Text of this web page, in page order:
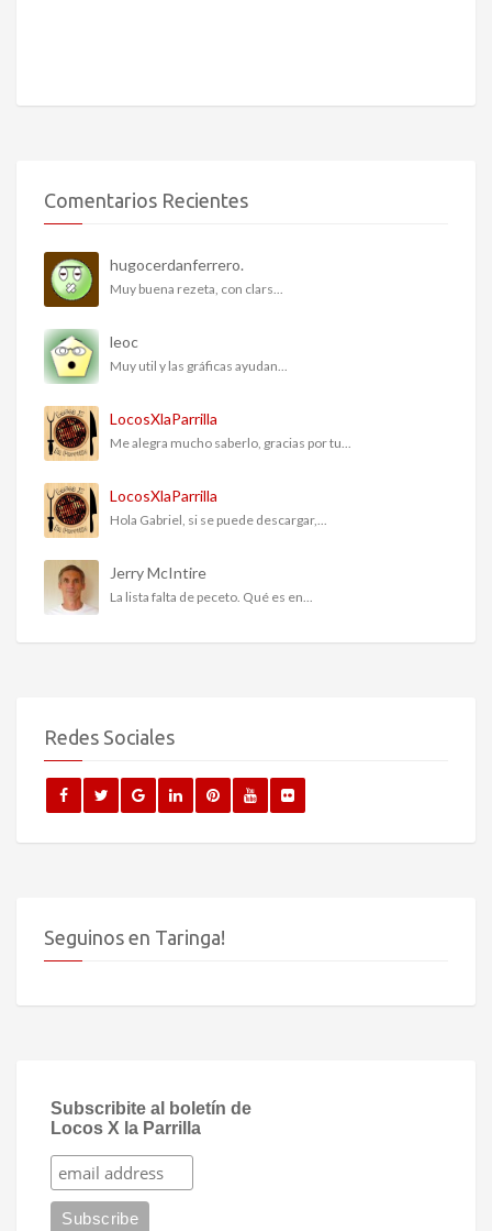
Comentarios Recientes
hugocerdanferrero.
Muy buena rezeta, con clars...
leoc
Muy util y las gráficas ayudan...
LocosXlaParrilla
Me alegra mucho saberlo, gracias por tu...
LocosXlaParrilla
Hola Gabriel, si se puede descargar,...
Jerry McIntire
La lista falta de peceto. Qué es en...
Redes Sociales
Seguinos en Taringa!
Subscribite al boletín de
Locos X la Parrilla